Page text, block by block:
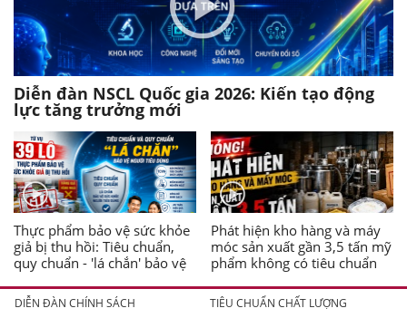
Diễn đàn NSCL Quốc gia 2026: Kiến tạo động
lực tăng trưởng mới
Thực phẩm bảo vệ sức khỏe
giả bị thu hồi: Tiêu chuẩn,
quy chuẩn - 'lá chắn' bảo vệ
Phát hiện kho hàng và máy
móc sản xuất gần 3,5 tấn mỹ
phẩm không có tiêu chuẩn
DIỄN ĐÀN CHÍNH SÁCH
TIÊU CHUẨN CHẤT LƯỢNG